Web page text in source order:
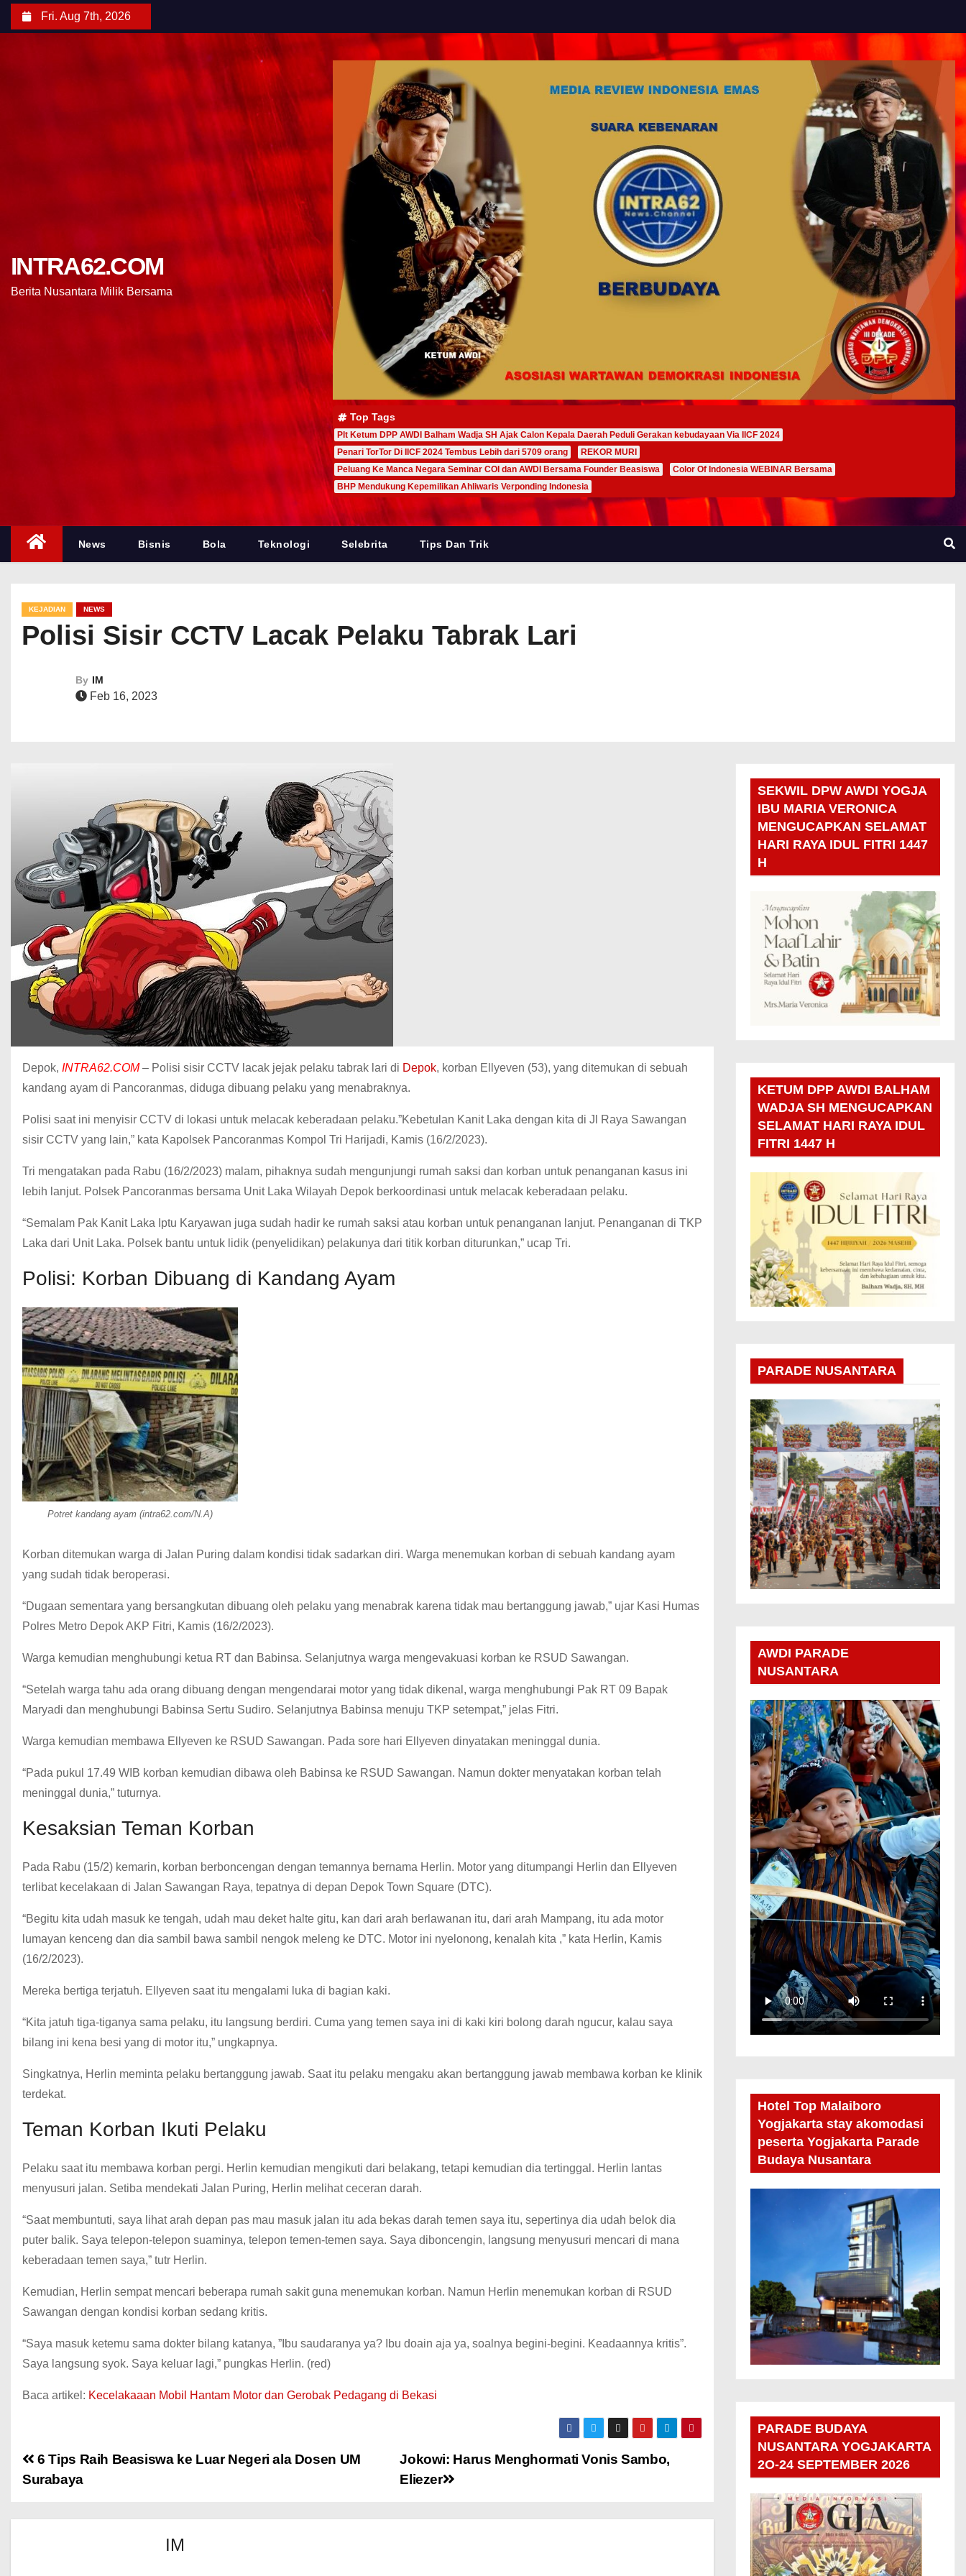
Fri. Aug 7th, 2026
INTRA62.COM
Berita Nusantara Milik Bersama
Top Tags
Plt Ketum DPP AWDI Balham Wadja SH Ajak Calon Kepala Daerah Peduli Gerakan kebudayaan Via IICF 2024
Penari TorTor Di IICF 2024 Tembus Lebih dari 5709 orang
REKOR MURI
Peluang Ke Manca Negara Seminar COI dan AWDI Bersama Founder Beasiswa
Color Of Indonesia WEBINAR Bersama
BHP Mendukung Kepemilikan Ahliwaris Verponding Indonesia
News Bisnis Bola Teknologi Selebrita Tips Dan Trik
KEJADIAN NEWS
Polisi Sisir CCTV Lacak Pelaku Tabrak Lari
By IM
Feb 16, 2023
Depok, INTRA62.COM– Polisi sisir CCTV lacak jejak pelaku tabrak lari di Depok, korban Ellyeven (53), yang ditemukan di sebuah
kandang ayam di Pancoranmas, diduga dibuang pelaku yang menabraknya.
Polisi saat ini menyisir CCTV di lokasi untuk melacak keberadaan pelaku.”Kebetulan Kanit Laka dengan kita di Jl Raya Sawangan
sisir CCTV yang lain,” kata Kapolsek Pancoranmas Kompol Tri Harijadi, Kamis (16/2/2023).
Tri mengatakan pada Rabu (16/2/2023) malam, pihaknya sudah mengunjungi rumah saksi dan korban untuk penanganan kasus ini
lebih lanjut. Polsek Pancoranmas bersama Unit Laka Wilayah Depok berkoordinasi untuk melacak keberadaan pelaku.
“Semalam Pak Kanit Laka Iptu Karyawan juga sudah hadir ke rumah saksi atau korban untuk penanganan lanjut. Penanganan di TKP
Laka dari Unit Laka. Polsek bantu untuk lidik (penyelidikan) pelakunya dari titik korban diturunkan,” ucap Tri.
Polisi: Korban Dibuang di Kandang Ayam
Potret kandang ayam (intra62.com/N.A)
Korban ditemukan warga di Jalan Puring dalam kondisi tidak sadarkan diri. Warga menemukan korban di sebuah kandang ayam
yang sudah tidak beroperasi.
“Dugaan sementara yang bersangkutan dibuang oleh pelaku yang menabrak karena tidak mau bertanggung jawab,” ujar Kasi Humas
Polres Metro Depok AKP Fitri, Kamis (16/2/2023).
Warga kemudian menghubungi ketua RT dan Babinsa. Selanjutnya warga mengevakuasi korban ke RSUD Sawangan.
“Setelah warga tahu ada orang dibuang dengan mengendarai motor yang tidak dikenal, warga menghubungi Pak RT 09 Bapak
Maryadi dan menghubungi Babinsa Sertu Sudiro. Selanjutnya Babinsa menuju TKP setempat,” jelas Fitri.
Warga kemudian membawa Ellyeven ke RSUD Sawangan. Pada sore hari Ellyeven dinyatakan meninggal dunia.
“Pada pukul 17.49 WIB korban kemudian dibawa oleh Babinsa ke RSUD Sawangan. Namun dokter menyatakan korban telah
meninggal dunia,” tuturnya.
Kesaksian Teman Korban
Pada Rabu (15/2) kemarin, korban berboncengan dengan temannya bernama Herlin. Motor yang ditumpangi Herlin dan Ellyeven
terlibat kecelakaan di Jalan Sawangan Raya, tepatnya di depan Depok Town Square (DTC).
“Begitu kita udah masuk ke tengah, udah mau deket halte gitu, kan dari arah berlawanan itu, dari arah Mampang, itu ada motor
lumayan kenceng dan dia sambil bawa sambil nengok meleng ke DTC. Motor ini nyelonong, kenalah kita ,” kata Herlin, Kamis
(16/2/2023).
Mereka bertiga terjatuh. Ellyeven saat itu mengalami luka di bagian kaki.
“Kita jatuh tiga-tiganya sama pelaku, itu langsung berdiri. Cuma yang temen saya ini di kaki kiri bolong darah ngucur, kalau saya
bilang ini kena besi yang di motor itu,” ungkapnya.
Singkatnya, Herlin meminta pelaku bertanggung jawab. Saat itu pelaku mengaku akan bertanggung jawab membawa korban ke klinik
terdekat.
Teman Korban Ikuti Pelaku
Pelaku saat itu membawa korban pergi. Herlin kemudian mengikuti dari belakang, tetapi kemudian dia tertinggal. Herlin lantas
menyusuri jalan. Setiba mendekati Jalan Puring, Herlin melihat ceceran darah.
“Saat membuntuti, saya lihat arah depan pas mau masuk jalan itu ada bekas darah temen saya itu, sepertinya dia udah belok dia
puter balik. Saya telepon-telepon suaminya, telepon temen-temen saya. Saya diboncengin, langsung menyusuri mencari di mana
keberadaan temen saya,” tutr Herlin.
Kemudian, Herlin sempat mencari beberapa rumah sakit guna menemukan korban. Namun Herlin menemukan korban di RSUD
Sawangan dengan kondisi korban sedang kritis.
“Saya masuk ketemu sama dokter bilang katanya, ”Ibu saudaranya ya? Ibu doain aja ya, soalnya begini-begini. Keadaannya kritis”.
Saya langsung syok. Saya keluar lagi,” pungkas Herlin. (red)
Baca artikel: Kecelakaaan Mobil Hantam Motor dan Gerobak Pedagang di Bekasi
Jokowi: Harus Menghormati Vonis Sambo,
Eliezer
6 Tips Raih Beasiswa ke Luar Negeri ala Dosen UM
Surabaya
IM
SEKWIL DPW AWDI YOGJA
IBU MARIA VERONICA
MENGUCAPKAN SELAMAT
HARI RAYA IDUL FITRI 1447
H
KETUM DPP AWDI BALHAM
WADJA SH MENGUCAPKAN
SELAMAT HARI RAYA IDUL
FITRI 1447 H
PARADE NUSANTARA
AWDI PARADE
NUSANTARA
Hotel Top Malaiboro
Yogjakarta stay akomodasi
peserta Yogjakarta Parade
Budaya Nusantara
PARADE BUDAYA
NUSANTARA YOGJAKARTA
2O-24 SEPTEMBER 2026